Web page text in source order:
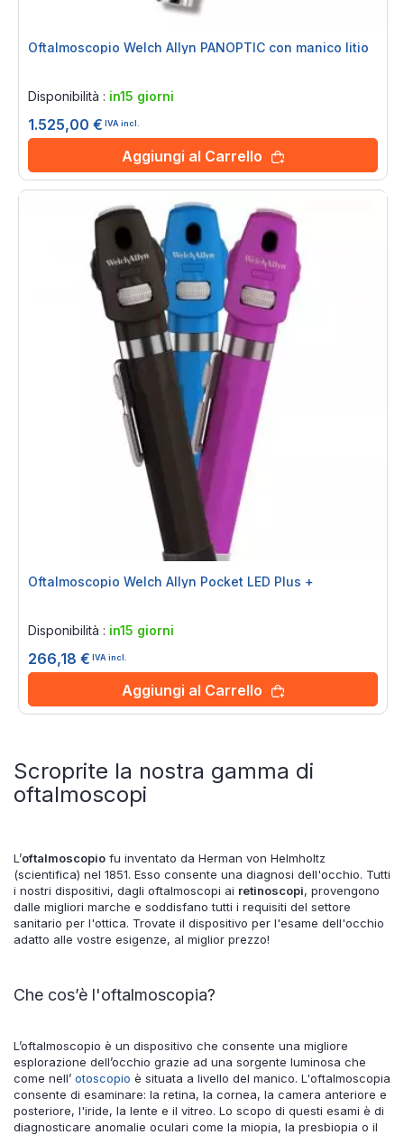
Oftalmoscopio Welch Allyn PANOPTIC con manico litio
Disponibilità : in15 giorni
1.525,00 € IVA incl.
Aggiungi al Carrello
Oftalmoscopio Welch Allyn Pocket LED Plus +
Disponibilità : in15 giorni
266,18 € IVA incl.
Aggiungi al Carrello
Scroprite la nostra gamma di
oftalmoscopi
L’oftalmoscopio fu inventato da Herman von Helmholtz
(scientifica) nel 1851. Esso consente una diagnosi dell'occhio. Tutti
i nostri dispositivi, dagli oftalmoscopi ai retinoscopi, provengono
dalle migliori marche e soddisfano tutti i requisiti del settore
sanitario per l'ottica. Trovate il dispositivo per l'esame dell'occhio
adatto alle vostre esigenze, al miglior prezzo!
Che cos’è l'oftalmoscopia?
L’oftalmoscopio è un dispositivo che consente una migliore
esplorazione dell’occhio grazie ad una sorgente luminosa che
come nell’ otoscopio è situata a livello del manico. L'oftalmoscopia
consente di esaminare: la retina, la cornea, la camera anteriore e
posteriore, l'iride, la lente e il vitreo. Lo scopo di questi esami è di
diagnosticare anomalie oculari come la miopia, la presbiopia o il